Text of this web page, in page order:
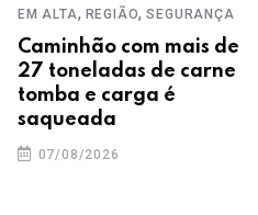
EM ALTA, REGIÃO,SEGURANÇA
Caminhão com mais de
27 toneladas de carne
tomba e carga é
saqueada
07/08/2026